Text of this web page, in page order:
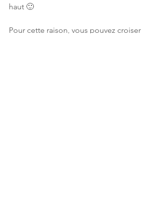
haut 🙂
Pour cette raison, vous pouvez croiser